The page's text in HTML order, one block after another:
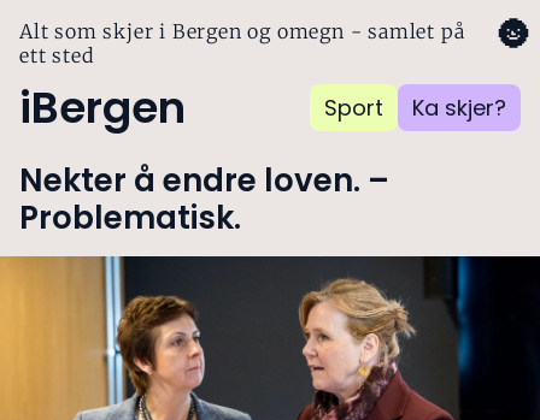
Alt som skjer i Bergen og omegn - samlet på
ett sted
iBergen Sport Ka skjer?
🌚
Nekter å endre loven. –
Problematisk.